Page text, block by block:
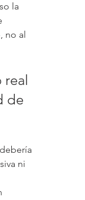
la
no al
real
de
ni